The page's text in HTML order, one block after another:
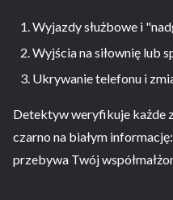
Wyjazdy służbowe i
Wyjścia na siłownię lub
Ukrywanie telefonu i
Detektyw weryfikuje każde
czarno na białym informację:
przebywa Twój